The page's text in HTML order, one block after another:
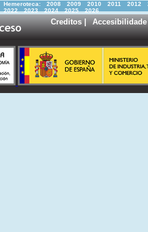
Hemeroteca: 2008 2009 2010 2011 2012
2022
2023 2024 2025 2026
Creditos| Accesibilidade